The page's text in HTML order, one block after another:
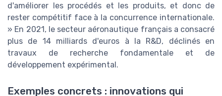
d'améliorer les procédés et les produits, et donc de
rester compétitif face à la concurrence internationale.
» En 2021, le secteur aéronautique français a consacré
plus de 14 milliards d'euros à la R&D, déclinés en
travaux de recherche fondamentale et de
développement expérimental.
Exemples concrets : innovations qui